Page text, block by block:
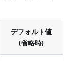
デフォルト値
(省略時)